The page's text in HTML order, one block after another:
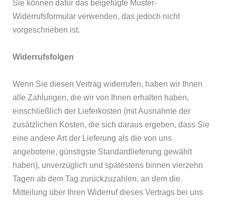
Sie können dafür das beigefügte Muster-
Widerrufsformular verwenden, das jedoch nicht
vorgeschrieben ist.
Widerrufsfolgen
Wenn Sie diesen Vertrag widerrufen, haben wir Ihnen
alle Zahlungen, die wir von Ihnen erhalten haben,
einschließlich der Lieferkosten (mit Ausnahme der
zusätzlichen Kosten, die sich daraus ergeben, dass Sie
eine andere Art der Lieferung als die von uns
angebotene, günstigste Standardlieferung gewählt
haben), unverzüglich und spätestens binnen vierzehn
Tagen ab dem Tag zurückzuzahlen, an dem die
Mitteilung über Ihren Widerruf dieses Vertrags bei uns